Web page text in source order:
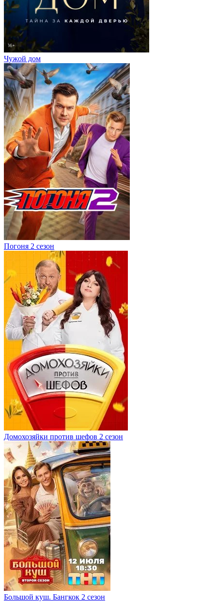
Чужой дом
Погоня 2 сезон
Домохозяйки против шефов 2 сезон
Большой куш. Бангкок 2 сезон